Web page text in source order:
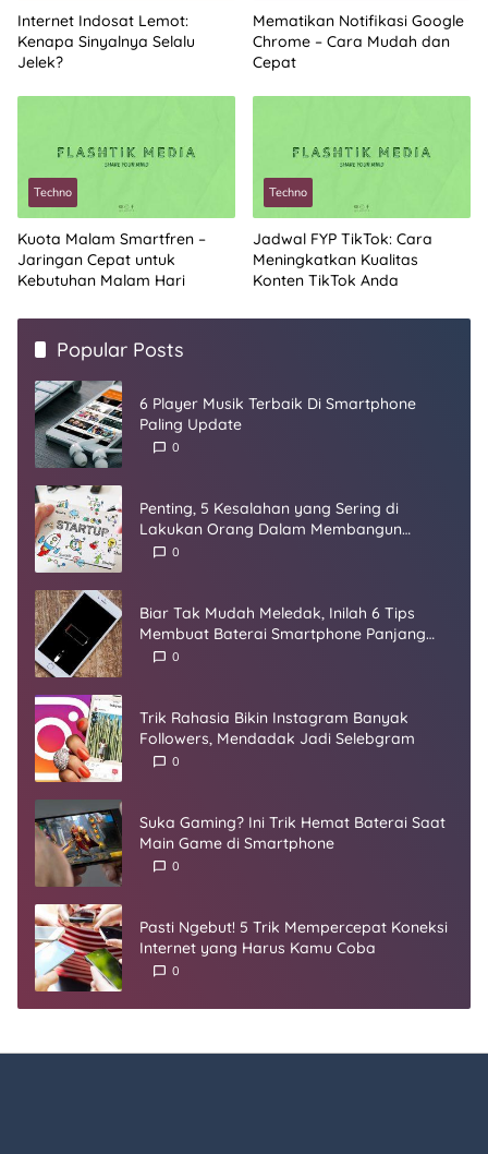
Internet Indosat Lemot:
Kenapa Sinyalnya Selalu
Jelek?
Mematikan Notifikasi Google
Chrome – Cara Mudah dan
Cepat
Techno
Kuota Malam Smartfren –
Jaringan Cepat untuk
Kebutuhan Malam Hari
Techno
Jadwal FYP TikTok: Cara
Meningkatkan Kualitas
Konten TikTok Anda
Popular Posts
6 Player Musik Terbaik Di Smartphone
Paling Update
0
Penting, 5 Kesalahan yang Sering di
Lakukan Orang Dalam Membangun
Startup
0
Biar Tak Mudah Meledak, Inilah 6 Tips
Membuat Baterai Smartphone Panjang
Umur
0
Trik Rahasia Bikin Instagram Banyak
Followers, Mendadak Jadi Selebgram
0
Suka Gaming? Ini Trik Hemat Baterai Saat
Main Game di Smartphone
0
Pasti Ngebut! 5 Trik Mempercepat Koneksi
Internet yang Harus Kamu Coba
0